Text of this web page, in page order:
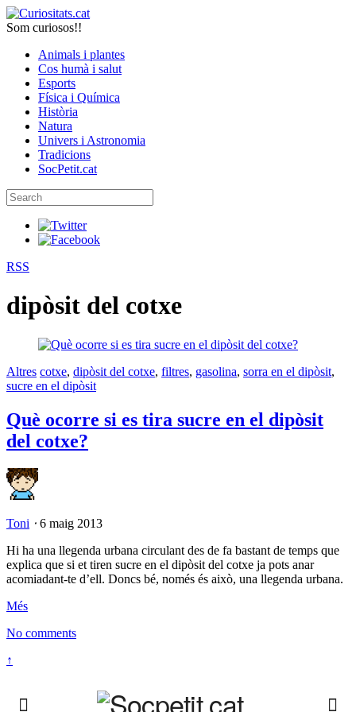
Som curiosos!!
Animals i plantes
Cos humà i salut
Esports
Física i Química
Història
Natura
Univers i Astronomia
Tradicions
SocPetit.cat
RSS
dipòsit del cotxe
Altres cotxe, dipòsit del cotxe, filtres, gasolina, sorra en el dipòsit,
sucre en el dipòsit
Què ocorre si es tira sucre en el dipòsit
del cotxe?
Toni ⋅ 6 maig 2013
Hi ha una llegenda urbana circulant des de fa bastant de temps que
explica que si et tiren sucre en el dipòsit del cotxe ja pots anar
acomiadant-te d’ell. Doncs bé, només és això, una llegenda urbana.
Més
No comments
↑